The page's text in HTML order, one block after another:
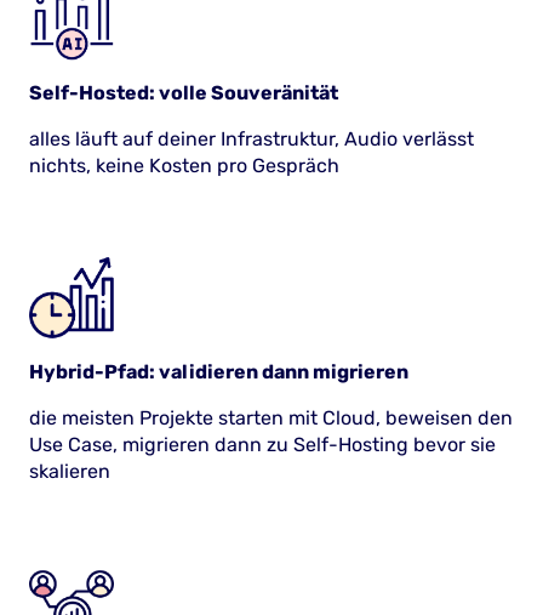
Self-Hosted: volle Souveränität
alles läuft auf deiner Infrastruktur, Audio verlässt
nichts, keine Kosten pro Gespräch
Hybrid-Pfad: validieren dann migrieren
die meisten Projekte starten mit Cloud, beweisen den
Use Case, migrieren dann zu Self-Hosting bevor sie
skalieren